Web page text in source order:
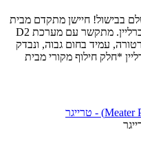
בבישול! חיישן מתקדם מבית
טרייגר, מפותח במיוחד עבור סדרת טימברליין. מתקשר עם מערכת D2
עמיד בחום גבוה, ונבדק
*חלק חילוף מקורי מבית